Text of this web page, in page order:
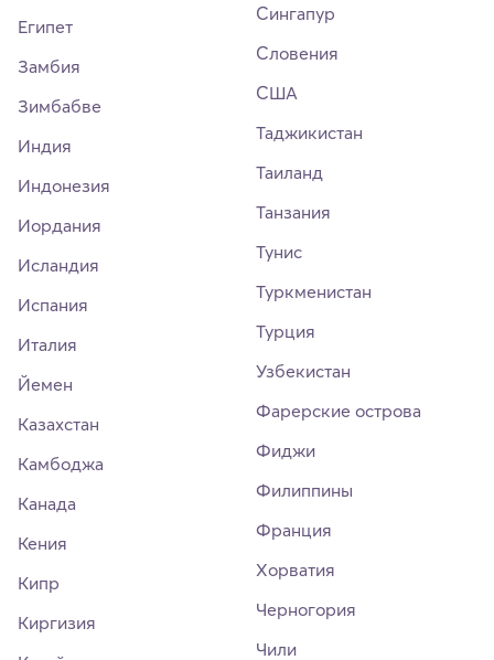
Египет
Замбия
Зимбабве
Индия
Индонезия
Иордания
Исландия
Испания
Италия
Йемен
Казахстан
Камбоджа
Канада
Кения
Кипр
Киргизия
Сингапур
Словения
США
Таджикистан
Таиланд
Танзания
Тунис
Туркменистан
Турция
Узбекистан
Фарерские острова
Фиджи
Филиппины
Франция
Хорватия
Черногория
Чили